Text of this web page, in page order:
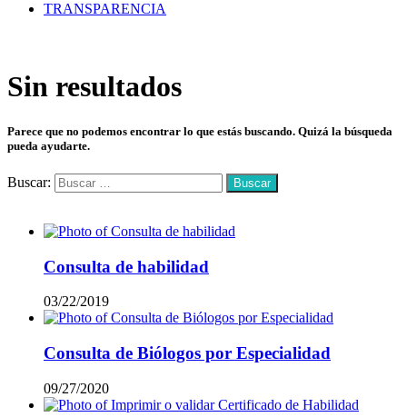
TRANSPARENCIA
Sin resultados
Parece que no podemos encontrar lo que estás buscando. Quizá la búsqueda
pueda ayudarte.
Buscar:
Consulta de habilidad
03/22/2019
Consulta de Biólogos por Especialidad
09/27/2020